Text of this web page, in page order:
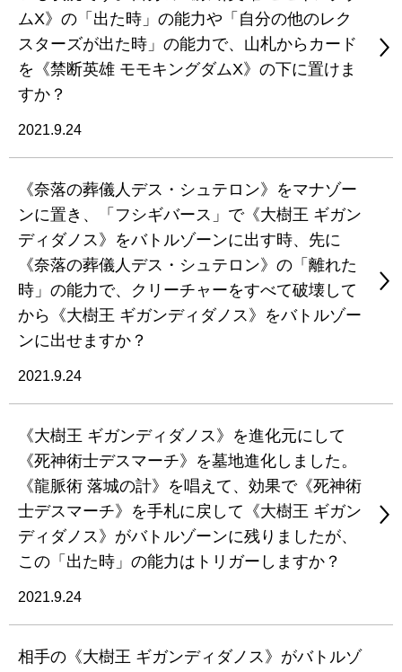
ムX》の「出た時」の能力や「自分の他のレク
スターズが出た時」の能力で、山札からカード
を《禁断英雄 モモキングダムX》の下に置けま
すか？
2021.9.24
《奈落の葬儀人デス・シュテロン》をマナゾー
ンに置き、「フシギバース」で《大樹王 ギガン
ディダノス》をバトルゾーンに出す時、先に
《奈落の葬儀人デス・シュテロン》の「離れた
時」の能力で、クリーチャーをすべて破壊して
から《大樹王 ギガンディダノス》をバトルゾー
ンに出せますか？
2021.9.24
《大樹王 ギガンディダノス》を進化元にして
《死神術士デスマーチ》を墓地進化しました。
《龍脈術 落城の計》を唱えて、効果で《死神術
士デスマーチ》を手札に戻して《大樹王 ギガン
ディダノス》がバトルゾーンに残りましたが、
この「出た時」の能力はトリガーしますか？
2021.9.24
相手の《大樹王 ギガンディダノス》がバトルゾ